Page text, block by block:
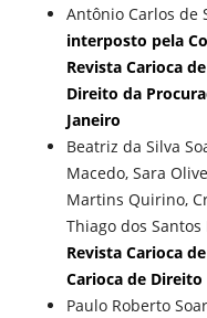
Antônio Carlos de
interposto pela
Revista Carioca
Direito da
Janeiro
Beatriz da Silva
Macedo, Sara
Martins Quirino,
Thiago dos Santos
Revista Carioca
Carioca de Direito
Paulo Roberto